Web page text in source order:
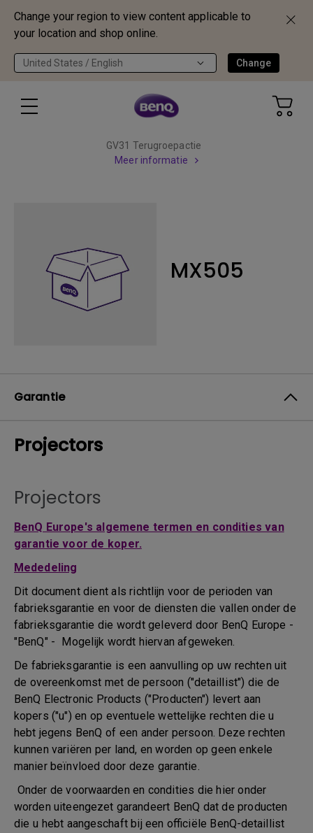
Change your region to view content applicable to
your location and shop online.
United States / English Change
GV31 Terugroepactie
Meer informatie
MX505
Garantie
Projectors
Projectors
BenQ Europe's algemene termen en condities van
garantie voor de koper.
Mededeling
Dit document dient als richtlijn voor de perioden van
fabrieksgarantie en voor de diensten die vallen onder de
fabrieksgarantie die wordt geleverd door BenQ Europe -
"BenQ" - Mogelijk wordt hiervan afgeweken.
De fabrieksgarantie is een aanvulling op uw rechten uit
de overeenkomst met de persoon ("detaillist") die de
BenQ Electronic Products ("Producten") levert aan
kopers ("u") en op eventuele wettelijke rechten die u
hebt jegens BenQ of een ander persoon. Deze rechten
kunnen variëren per land, en worden op geen enkele
manier beïnvloed door deze garantie.
Onder de voorwaarden en condities die hier onder
worden uiteengezet garandeert BenQ dat de producten
die u hebt aangeschaft bij een officiële BenQ-detaillist